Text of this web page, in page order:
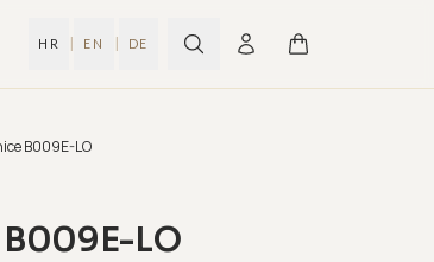
HR | EN | DE
B009E-LO
LO